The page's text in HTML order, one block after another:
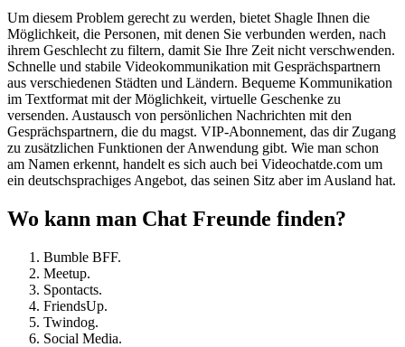
Um diesem Problem gerecht zu werden, bietet Shagle Ihnen die
Möglichkeit, die Personen, mit denen Sie verbunden werden, nach
ihrem Geschlecht zu filtern, damit Sie Ihre Zeit nicht verschwenden.
Schnelle und stabile Videokommunikation mit Gesprächspartnern
aus verschiedenen Städten und Ländern. Bequeme Kommunikation
im Textformat mit der Möglichkeit, virtuelle Geschenke zu
versenden. Austausch von persönlichen Nachrichten mit den
Gesprächspartnern, die du magst. VIP-Abonnement, das dir Zugang
zu zusätzlichen Funktionen der Anwendung gibt. Wie man schon
am Namen erkennt, handelt es sich auch bei Videochatde.com um
ein deutschsprachiges Angebot, das seinen Sitz aber im Ausland hat.
Wo kann man Chat Freunde finden?
Bumble BFF.
Meetup.
Spontacts.
FriendsUp.
Twindog.
Social Media.